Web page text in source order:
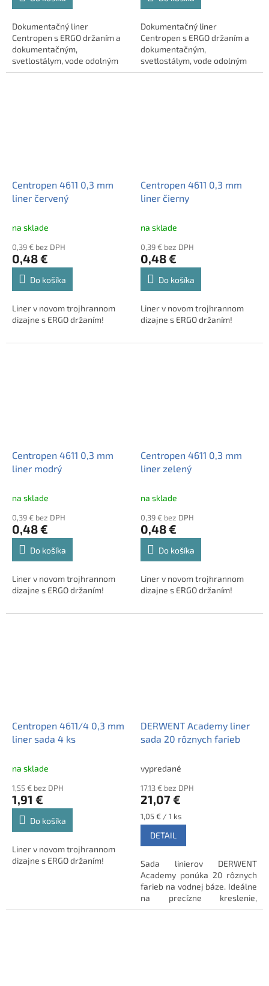
Dokumentačný liner
Centropen s ERGO držaním a
dokumentačným,
svetlostálym, vode odolným
atramentom.
Dokumentačný liner
Centropen s ERGO držaním a
dokumentačným,
svetlostálym, vode odolným
atramentom.
Centropen 4611 0,3 mm
liner červený
na sklade
0,39 € bez DPH
0,48 €
Do košíka
Liner v novom trojhrannom
dizajne s ERGO držaním!
Centropen 4611 0,3 mm
liner čierny
na sklade
0,39 € bez DPH
0,48 €
Do košíka
Liner v novom trojhrannom
dizajne s ERGO držaním!
Centropen 4611 0,3 mm
liner modrý
na sklade
0,39 € bez DPH
0,48 €
Do košíka
Liner v novom trojhrannom
dizajne s ERGO držaním!
Centropen 4611 0,3 mm
liner zelený
na sklade
0,39 € bez DPH
0,48 €
Do košíka
Liner v novom trojhrannom
dizajne s ERGO držaním!
Centropen 4611/4 0,3 mm
liner sada 4 ks
na sklade
1,55 € bez DPH
1,91 €
Do košíka
Liner v novom trojhrannom
dizajne s ERGO držaním!
DERWENT Academy liner
sada 20 rôznych farieb
vypredané
17,13 € bez DPH
21,07 €
Jednotková
cena:
1,05 € / 1 ks
DETAIL
Sada linierov DERWENT
Academy ponúka 20 rôznych
farieb na vodnej báze. Ideálne
na precízne kreslenie,
skicovanie či vyfarbovanie